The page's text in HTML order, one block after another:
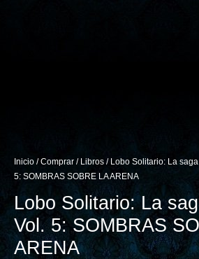
Inicio/Comprar/ Libros/ Lobo Solitario: La saga
5: SOMBRAS SOBRE LA ARENA
Lobo Solitario: La
Vol. 5: SOMBRAS
ARENA